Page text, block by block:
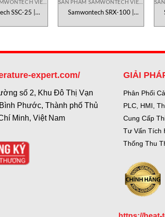
SSC-25 |
Converter
Samwontech SRX-100 |
Data Logger
expert.com/
số 2, Khu Đô Thị Vạn
Phước, Thành phố Thủ
Minh, Việt Nam
GIẢI
Phân Phối
PLC, HMI,
Cung Cấp
Tư Vấn Tích
Thống Thu